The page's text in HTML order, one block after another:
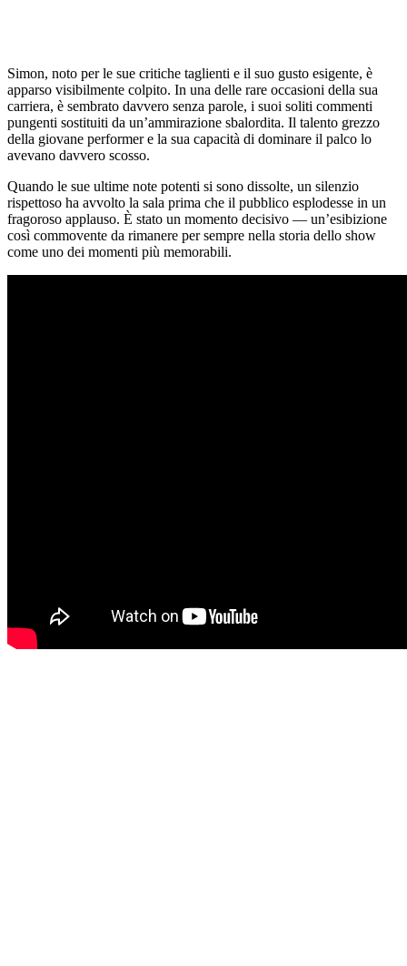
Simon, noto per le sue critiche taglienti e il suo gusto esigente, è
apparso visibilmente colpito. In una delle rare occasioni della sua
carriera, è sembrato davvero senza parole, i suoi soliti commenti
pungenti sostituiti da un’ammirazione sbalordita. Il talento grezzo
della giovane performer e la sua capacità di dominare il palco lo
avevano davvero scosso.
Quando le sue ultime note potenti si sono dissolte, un silenzio
rispettoso ha avvolto la sala prima che il pubblico esplodesse in un
fragoroso applauso. È stato un momento decisivo — un’esibizione
così commovente da rimanere per sempre nella storia dello show
come uno dei momenti più memorabili.